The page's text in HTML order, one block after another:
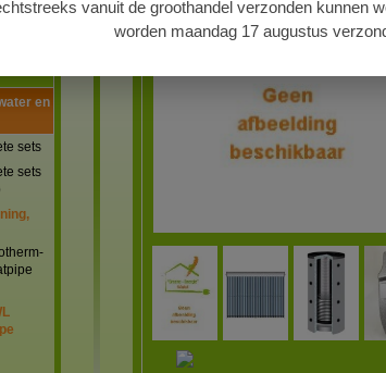
en
sets
sets
vanuit de groothandel verzonden kunnen
worden maandag 17 augustus